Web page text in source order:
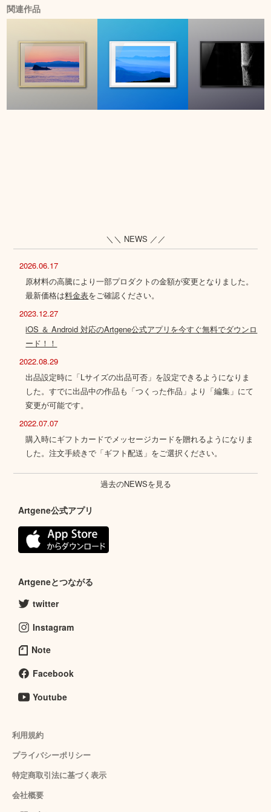
関連作品
＼＼ NEWS ／／
2026.06.17
原材料の高騰により一部プロダクトの金額が変更となりました。
最新価格は料金表をご確認ください。
2023.12.27
iOS ＆ Android 対応のArtgene公式アプリを今すぐ無料でダウンロ
ード！！
2022.08.29
出品設定時に「Lサイズの出品可否」を設定できるようになりま
した。すでに出品中の作品も「つくった作品」より「編集」にて
変更が可能です。
2022.07.07
購入時にギフトカードでメッセージカードを贈れるようになりま
した。注文手続きで「ギフト配送」をご選択ください。
過去のNEWSを見る
Artgene公式アプリ
Artgeneとつながる
twitter
Instagram
Note
Facebook
Youtube
利用規約
プライバシーポリシー
特定商取引法に基づく表示
会社概要